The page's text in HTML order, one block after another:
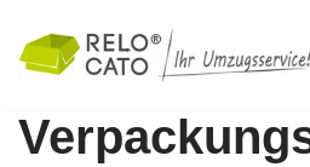
Zum
springen